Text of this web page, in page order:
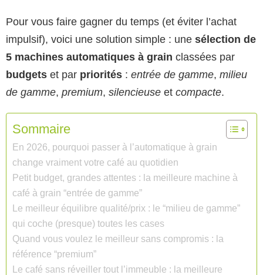
Pour vous faire gagner du temps (et éviter l’achat
impulsif), voici une solution simple : une sélection de
5 machines automatiques à grain classées par
budgets et par priorités : entrée de gamme, milieu
de gamme, premium, silencieuse et compacte.
Sommaire
En 2026, pourquoi passer à l’automatique à grain
change vraiment votre café au quotidien
Petit budget, grandes attentes : la meilleure machine à
café à grain “entrée de gamme”
Le meilleur équilibre qualité/prix : le “milieu de gamme”
qui coche (presque) toutes les cases
Quand vous voulez le meilleur sans compromis : la
référence “premium”
Le café sans réveiller tout l’immeuble : la meilleure